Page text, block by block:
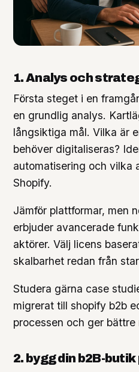
1. Analys och
Första steget i en
en grundlig analys.
långsiktiga mål. Vilka är
behöver digitaliseras?
automatisering och vilka
Shopify.
Jämför plattformar, men
erbjuder avancerade
aktörer. Välj licens
skalbarhet redan från
Studera gärna case
migrerat till shopify b2b
processen och ger bättre
2. bygg din b2B-